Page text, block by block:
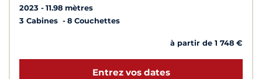
2023
11.98 mètres
3 Cabines
8 Couchettes
à partir de 1 748 €
Entrez vos dates